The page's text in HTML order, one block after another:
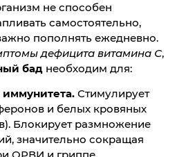
не способен
самостоятельно,
пополнять ежедневно.
дефицита витамина С,
бад необходим для:
Стимулирует
и белых кровяных
Блокирует размножение
значительно сокращая